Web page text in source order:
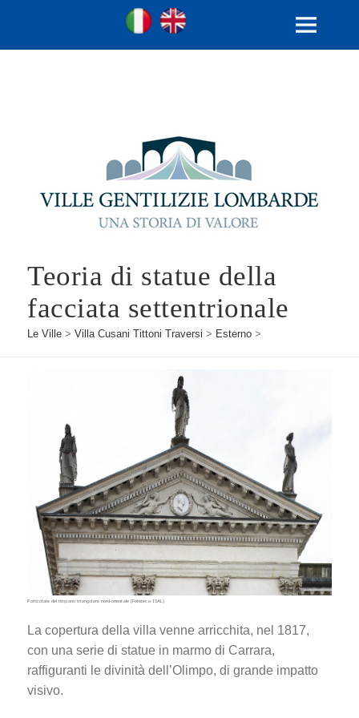
Ville Gentilizie Lombarde
Ita
MENU
Teoria di statue della
facciata settentrionale
Le Ville >Villa Cusani Tittoni Traversi > Esterno >
Particolate del timpano triangolare nord-orientale (Fototeca ISAL)
La copertura della villa venne arricchita, nel 1817,
con una serie di statue in marmo di Carrara,
raffiguranti le divinità dell’Olimpo, di grande impatto
visivo.